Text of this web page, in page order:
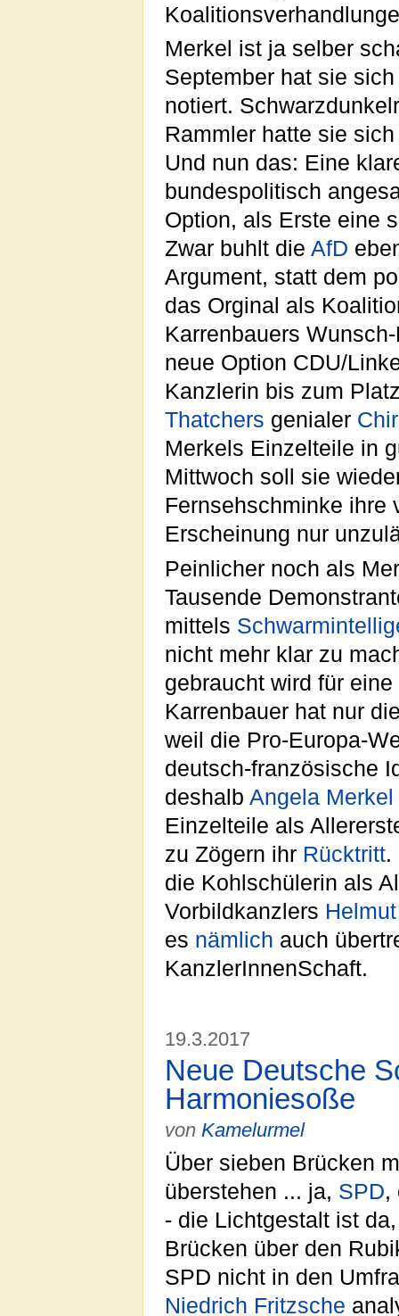
Merkel ist ja selber
September hat sie
notiert.
Rammler hatte sie
Und nun das: Eine
bundespolitisch
Option, als Erste eine
Zwar buhlt die AfD
Argument, statt dem
das Orginal als
Karrenbauers
neue Option CDU/
Kanzlerin bis zum
Thatchers genialer
Merkels Einzelteile in
Mittwoch soll sie
Fernsehschminke ihre
Erscheinung nur
Peinlicher noch als
Tausende
mittels
nicht mehr klar zu
gebraucht wird für
Karrenbauer hat nur
weil die Pro-Europa-
deutsch-französische
deshalb Angela Merkel
Einzelteile als
zu Zögern ihr Rücktritt.
die Kohlschülerin als
Vorbildkanzlers
es nämlich auch
KanzlerInnenSchaft.
19.3.2017
Neue Deutsche
Harmoniesoße
von Kamelurmel
Über sieben Brücken
überstehen ... ja, SPD,
- die Lichtgestalt ist
Brücken über den
SPD nicht in den
Niedrich Fritzsche